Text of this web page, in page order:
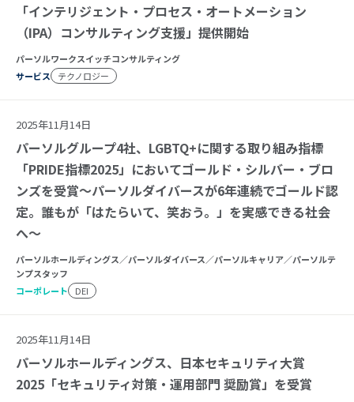
「インテリジェント・プロセス・オートメーション
（IPA）コンサルティング支援」提供開始
パーソルワークスイッチコンサルティング
サービス
テクノロジー
2025年11月14日
パーソルグループ4社、LGBTQ+に関する取り組み指標
「PRIDE指標2025」においてゴールド・シルバー・ブロ
ンズを受賞～パーソルダイバースが6年連続でゴールド認
定。誰もが「はたらいて、笑おう。」を実感できる社会
へ～
パーソルホールディングス／パーソルダイバース／パーソルキャリア／パーソルテ
ンプスタッフ
コーポレート
DEI
2025年11月14日
パーソルホールディングス、日本セキュリティ大賞
2025「セキュリティ対策・運用部門 奨励賞」を受賞